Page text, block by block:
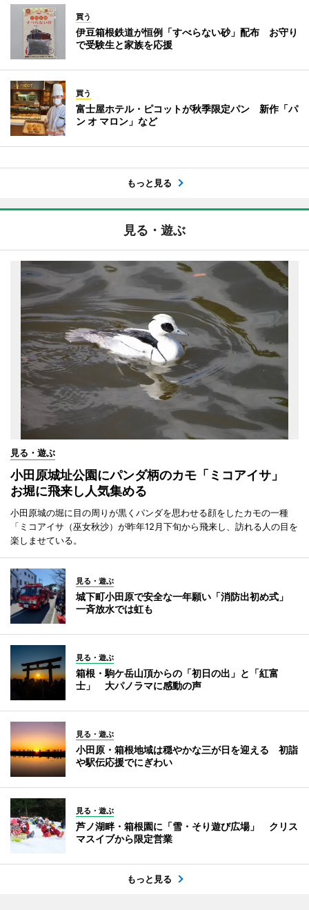
買う
伊豆箱根鉄道が恒例「すべらない砂」配布 お守り
で受験生と家族を応援
買う
富士屋ホテル・ピコットが秋季限定パン 新作「パ
ン オ マロン」など
もっと見る
見る・遊ぶ
見る・遊ぶ
小田原城址公園にパンダ柄のカモ「ミコアイサ」
お堀に飛来し人気集める
小田原城の堀に目の周りが黒くパンダを思わせる顔をしたカモの一種
「ミコアイサ（巫女秋沙）が昨年12月下旬から飛来し、訪れる人の目を
楽しませている。
見る・遊ぶ
城下町小田原で安全な一年願い「消防出初め式」
一斉放水では虹も
見る・遊ぶ
箱根・駒ケ岳山頂からの「初日の出」と「紅富
士」 大パノラマに感動の声
見る・遊ぶ
小田原・箱根地域は穏やかな三が日を迎える 初詣
や駅伝応援でにぎわい
見る・遊ぶ
芦ノ湖畔・箱根園に「雪・そり遊び広場」 クリス
マスイブから限定営業
もっと見る